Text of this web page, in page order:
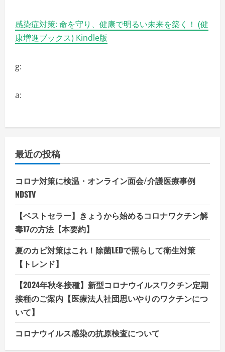
感染症対策: 命を守り、健康で明るい未来を築く！ (健
康増進ブックス) Kindle版
g:
a:
最近の投稿
コロナ対策に検温・オンライン面会/介護医療事例
NDSTV
【ベストセラー】きょうから始めるコロナワクチン解
毒17の方法【本要約】
夏のカビ対策はこれ！除菌LEDで照らして衛生対策
【トレンド】
【2024年秋冬接種】新型コロナウイルスワクチン定期
接種のご案内【医療法人社団思いやりのワクチンにつ
いて】
コロナウイルス感染の抗原検査について